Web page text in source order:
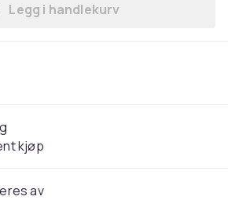
Legg Casual Classics
Legg i handlekurv
kjøp
av